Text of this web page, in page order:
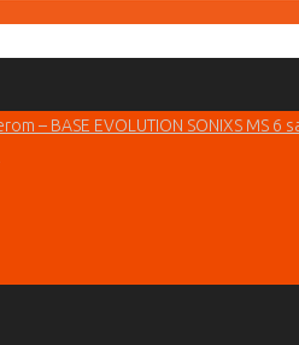
EVOLUTION SONIXS MS